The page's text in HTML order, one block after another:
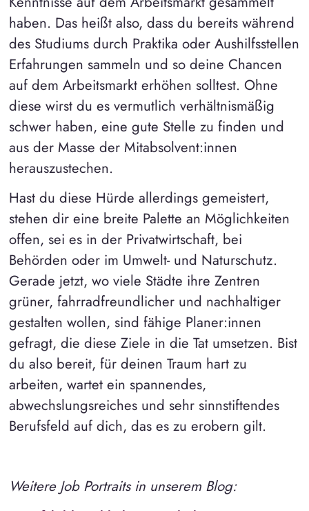
haben. Das heißt also, dass du bereits während
des Studiums durch Praktika oder Aushilfsstellen
Erfahrungen sammeln und so deine Chancen
auf dem Arbeitsmarkt erhöhen solltest. Ohne
diese wirst du es vermutlich verhältnismäßig
schwer haben, eine gute Stelle zu finden und
aus der Masse der Mitabsolvent:innen
herauszustechen.
Hast du diese Hürde allerdings gemeistert,
stehen dir eine breite Palette an Möglichkeiten
offen, sei es in der Privatwirtschaft, bei
Behörden oder im Umwelt- und Naturschutz.
Gerade jetzt, wo viele Städte ihre Zentren
grüner, fahrradfreundlicher und nachhaltiger
gestalten wollen, sind fähige Planer:innen
gefragt, die diese Ziele in die Tat umsetzen. Bist
du also bereit, für deinen Traum hart zu
arbeiten, wartet ein spannendes,
abwechslungsreiches und sehr sinnstiftendes
Berufsfeld auf dich, das es zu erobern gilt.
Weitere Job Portraits in unserem Blog: